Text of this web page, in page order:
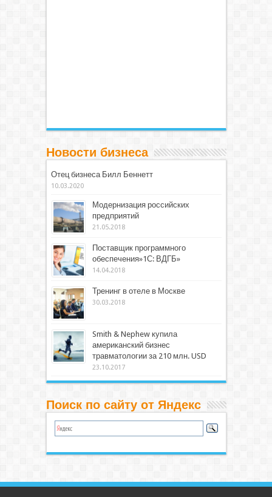
Новости бизнеса
Отец бизнеса Билл Беннетт
10.03.2020
Модернизация российских
предприятий
21.05.2018
Поставщик программного
обеспечения»1С: ВДГБ»
14.04.2018
Тренинг в отеле в Москве
30.03.2018
Smith & Nephew купила
американский бизнес
травматологии за 210 млн. USD
23.10.2017
Поиск по сайту от Яндекс